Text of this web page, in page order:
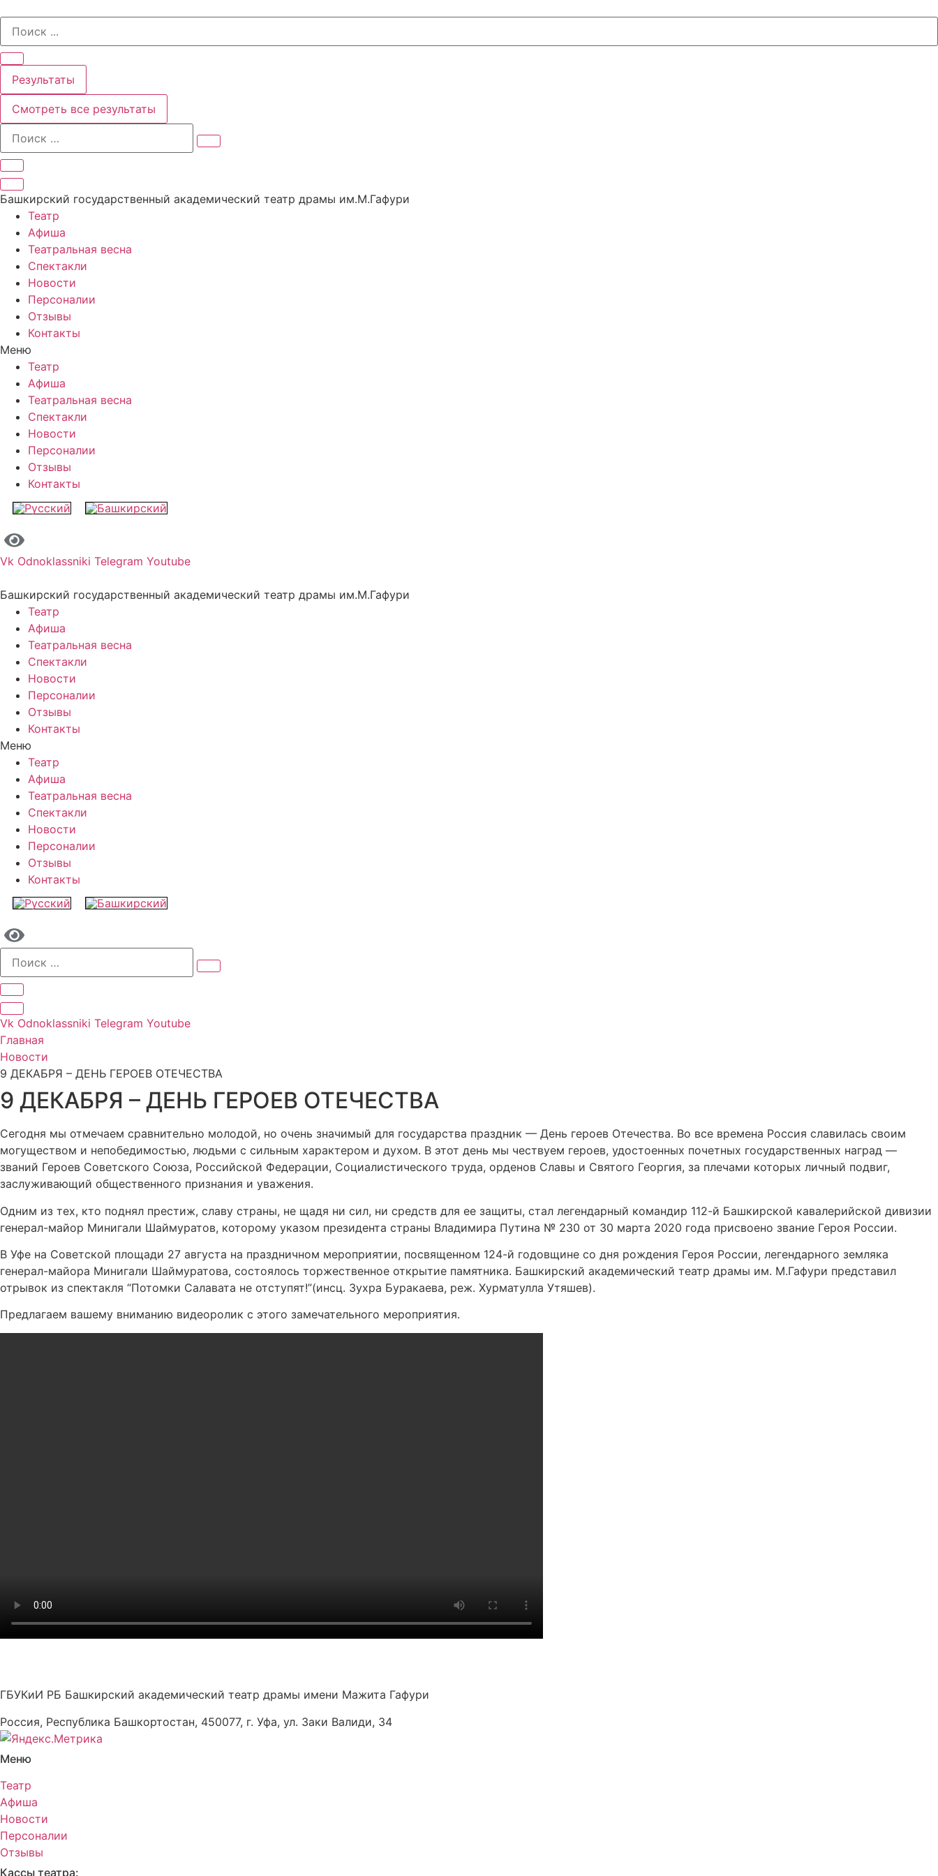
содержимому
Search
Результаты
Смотреть все результаты
Башкирский государственный академический театр драмы им.М.Гафури
Театр
Афиша
Театральная весна
Спектакли
Новости
Персоналии
Отзывы
Контакты
Меню
Театр
Афиша
Театральная весна
Спектакли
Новости
Персоналии
Отзывы
Контакты
Vk Odnoklassniki Telegram Youtube
Башкирский государственный академический театр драмы им.М.Гафури
Театр
Афиша
Театральная весна
Спектакли
Новости
Персоналии
Отзывы
Контакты
Меню
Театр
Афиша
Театральная весна
Спектакли
Новости
Персоналии
Отзывы
Контакты
Vk Odnoklassniki Telegram Youtube
Главная
Новости
9 ДЕКАБРЯ – ДЕНЬ ГЕРОЕВ ОТЕЧЕСТВА
9 ДЕКАБРЯ – ДЕНЬ ГЕРОЕВ ОТЕЧЕСТВА
Сегодня мы отмечаем сравнительно молодой, но очень значимый для государства праздник — День героев Отечества. Во все времена Россия славилась своим
могуществом и непобедимостью, людьми с сильным характером и духом. В этот день мы чествуем героев, удостоенных почетных государственных наград —
званий Героев Советского Союза, Российской Федерации, Социалистического труда, орденов Славы и Святого Георгия, за плечами которых личный подвиг,
заслуживающий общественного признания и уважения.
Одним из тех, кто поднял престиж, славу страны, не щадя ни сил, ни средств для ее защиты, стал легендарный командир 112-й Башкирской кавалерийской дивизии
генерал-майор Минигали Шаймуратов, которому указом президента страны Владимира Путина № 230 от 30 марта 2020 года присвоено звание Героя России.
В Уфе на Советской площади 27 августа на праздничном мероприятии, посвященном 124-й годовщине со дня рождения Героя России, легендарного земляка
генерал-майора Минигали Шаймуратова, состоялось торжественное открытие памятника. Башкирский академический театр драмы им. М.Гафури представил
отрывок из спектакля “Потомки Салавата не отступят!”(инсц. Зухра Буракаева, реж. Хурматулла Утяшев).
Предлагаем вашему вниманию видеоролик с этого замечательного мероприятия.
ГБУКиИ РБ Башкирский академический театр драмы имени Мажита Гафури
Россия, Республика Башкортостан, 450077, г. Уфа, ул. Заки Валиди, 34
Меню
Театр
Афиша
Новости
Персоналии
Отзывы
Кассы театра: